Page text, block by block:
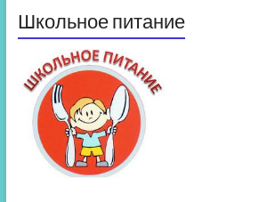
Школьное питание